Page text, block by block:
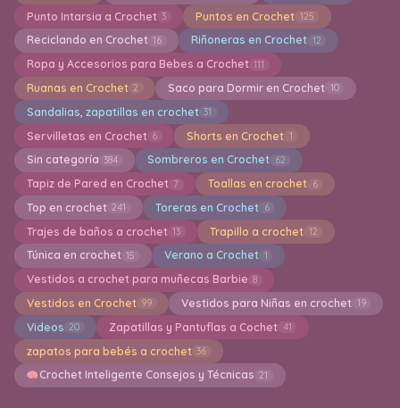
Punto Intarsia a Crochet 3 Puntos en Crochet 125
Reciclando en Crochet 16 Riñoneras en Crochet 12
Ropa y Accesorios para Bebes a Crochet 111
Ruanas en Crochet 2 Saco para Dormir en Crochet 10
Sandalias, zapatillas en crochet 31
Servilletas en Crochet 6 Shorts en Crochet 1
Sin categoría 384 Sombreros en Crochet 62
Tapiz de Pared en Crochet 7 Toallas en crochet 6
Top en crochet 241 Toreras en Crochet 6
Trajes de baños a crochet 13 Trapillo a crochet 12
Túnica en crochet 15 Verano a Crochet 1
Vestidos a crochet para muñecas Barbie 8
Vestidos en Crochet 99 Vestidos para Niñas en crochet 19
Videos 20 Zapatillas y Pantuflas a Cochet 41
zapatos para bebés a crochet 36
Crochet Inteligente Consejos y Técnicas 21